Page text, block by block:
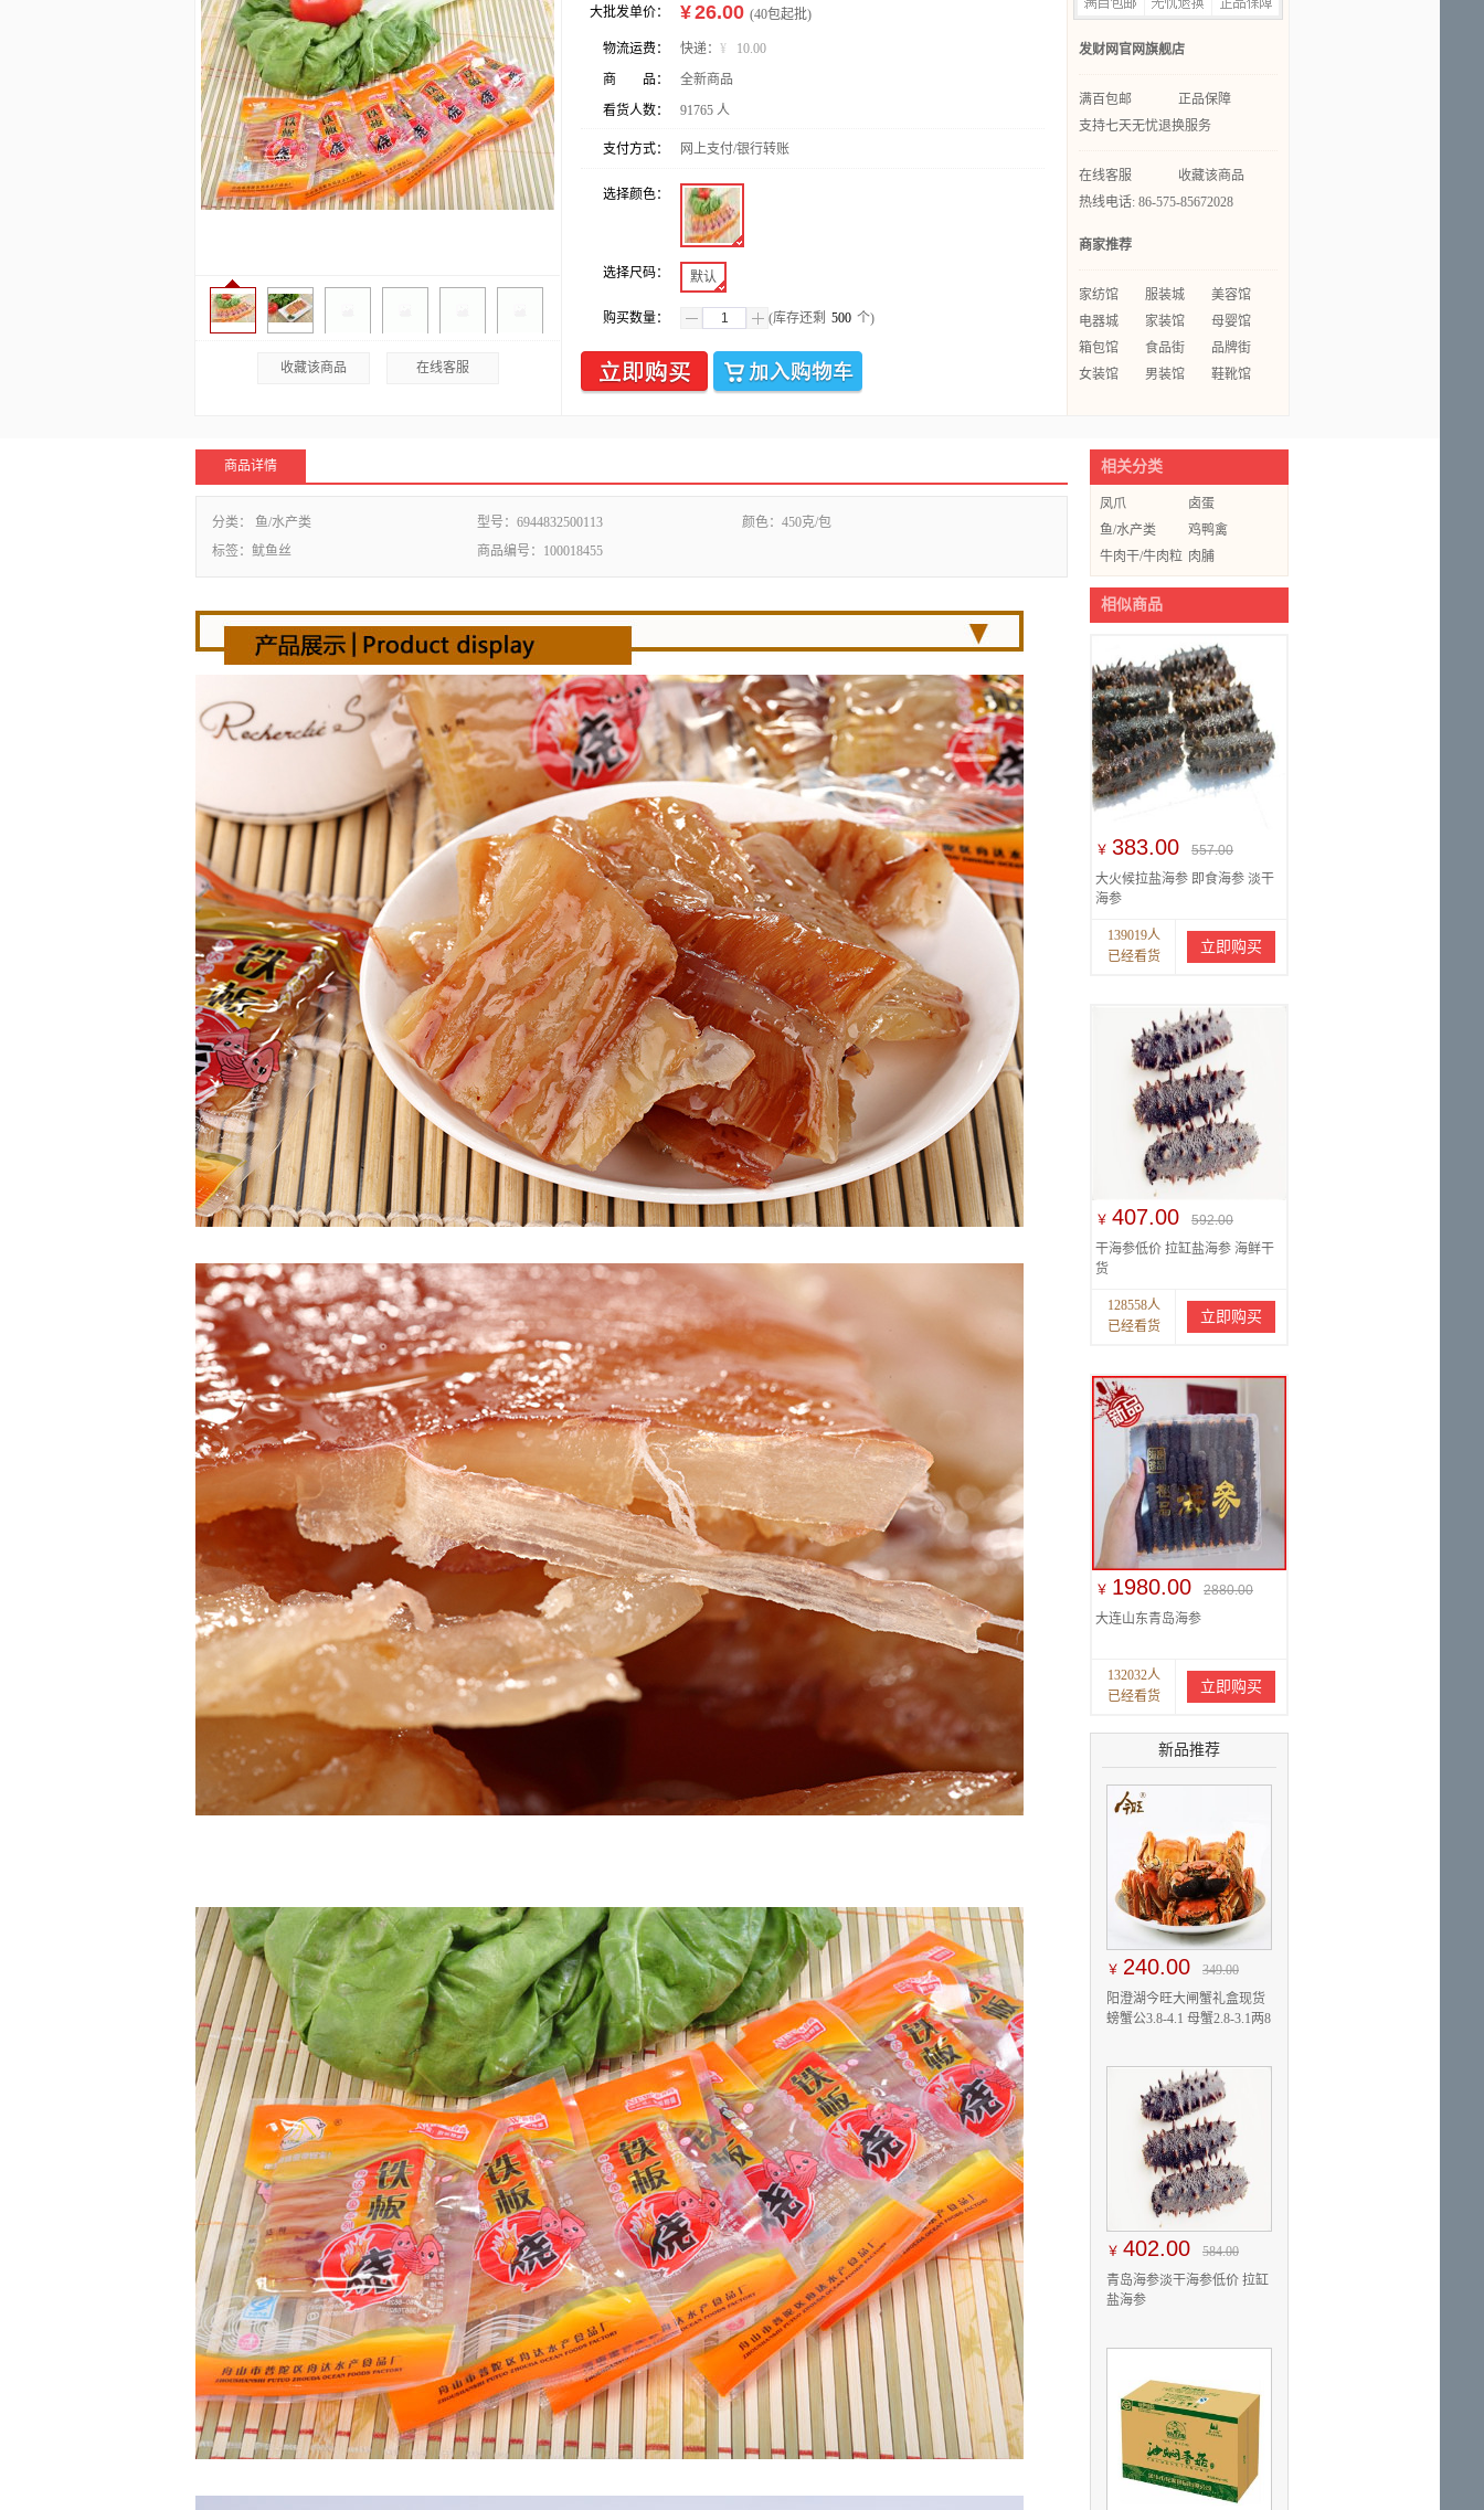
收藏该商品 在线客服
大批发单价： ¥26.00 (40包起批)
物流运费： 快递： ¥
10.00
商 品：
全新商品
看货人数：
91765 人
支付方式： 网上支付/银行转账
选择颜色：
选择尺码： 默认
购买数量： (库存还剩 500 个)
发财网官网旗舰店
满百包邮
正品保障
支持七天无忧退换服务
在线客服
收藏该商品
热线电话: 86-575-85672028
商家推荐
家纺馆 服装城
美容馆
电器城
家装馆
母婴馆
箱包馆
食品街
品牌街
女装馆
男装馆 鞋靴馆
相关分类
凤爪
卤蛋
鱼/水产类
鸡鸭禽
牛肉干/牛肉粒 肉脯
相似商品
￥ 383.00
557.00
大火候拉盐海参 即食海参 淡干
海参
139019人
已经看货
立即购买
￥ 407.00
592.00
干海参低价 拉缸盐海参 海鲜干
货
128558人
已经看货
立即购买
￥ 1980.00
2880.00
大连山东青岛海参
132032人
已经看货
立即购买
新品推荐
￥ 240.00
349.00
阳澄湖今旺大闸蟹礼盒现货
螃蟹公3.8-4.1 母蟹2.8-3.1两8
￥ 402.00
584.00
青岛海参淡干海参低价 拉缸
盐海参
商品详情
分类： 鱼/水产类 型号： 6944832500113 颜色： 450克/包
标签： 鱿鱼丝 商品编号： 100018455